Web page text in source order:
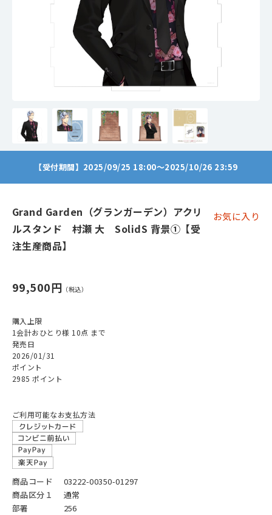
【受付期間】2025/09/25 18:00～2025/10/26 23:59
Grand Garden（グランガーデン）アクリ
ルスタンド 村瀬 大 SolidS 背景①【受
注生産商品】
お気に入り
99,500円
購入上限
1会計おひとり様 10点 まで
発売日
2026/01/31
ポイント
2985 ポイント
ご利用可能なお支払方法
商品コード
03222-00350-01297
商品区分１
通常
部署
256